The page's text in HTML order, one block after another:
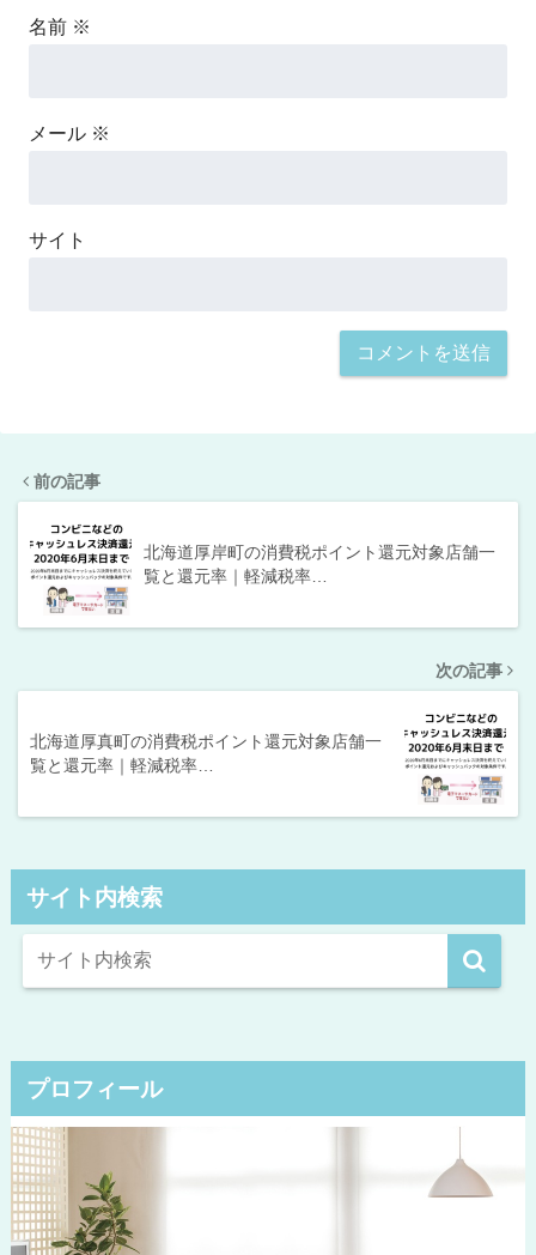
名前 ※
メール ※
サイト
前の記事
北海道厚岸町の消費税ポイント還元対象店舗一
覧と還元率｜軽減税率…
次の記事
北海道厚真町の消費税ポイント還元対象店舗一
覧と還元率｜軽減税率…
サイト内検索
プロフィール